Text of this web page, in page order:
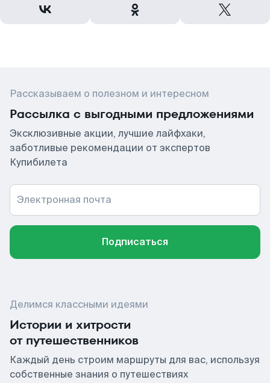
Рассказываем о полезном и интересном
Рассылка с выгодными предложениями
Эксклюзивные акции, лучшие лайфхаки,
заботливые рекомендации от экспертов
Купибилета
Электронная почта
Подписаться
Делимся классными идеями
Истории и хитрости
от путешественников
Каждый день строим маршруты для вас, используя
собственные знания о путешествиях